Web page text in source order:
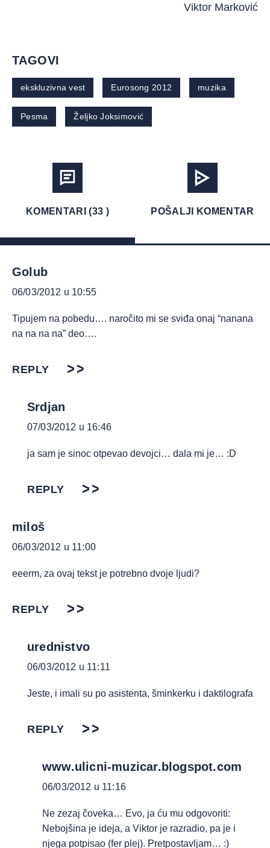
Viktor Marković
TAGOVI
ekskluzivna vest Eurosong 2012 muzika
Pesma Željko Joksimović
KOMENTARI (33 ) POŠALJI KOMENTAR
Golub
06/03/2012 u 10:55
Tipujem na pobedu…. naročito mi se sviđa onaj “nanana
na na na na” deo….
REPLY
Srdjan
07/03/2012 u 16:46
ja sam je sinoc otpevao devojci… dala mi je… :D
REPLY
miloš
06/03/2012 u 11:00
eeerm, za ovaj tekst je potrebno dvoje ljudi?
REPLY
urednistvo
06/03/2012 u 11:11
Jeste, i imali su po asistenta, šminkerku i daktilografa
REPLY
www.ulicni-muzicar.blogspot.com
06/03/2012 u 11:16
Ne zezaj čoveka… Evo, ja ću mu odgovoriti:
Nebojšina je ideja, a Viktor je razradio, pa je i
njega potpisao (fer plej). Pretpostavljam… :)